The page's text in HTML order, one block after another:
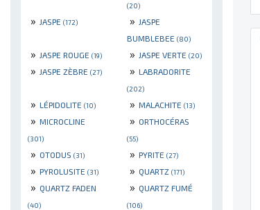
(20)
» JASPE (172) » JASPE
BUMBLEBEE (80)
» JASPE ROUGE (19) » JASPE VERTE (20)
» JASPE ZÈBRE (27) » LABRADORITE
(202)
» LÉPIDOLITE (10) » MALACHITE (13)
» MICROCLINE
(301)
» ORTHOCÉRAS
(55)
» OTODUS (31) » PYRITE (27)
» PYROLUSITE (31) » QUARTZ (171)
» QUARTZ FADEN
(40)
» QUARTZ FUMÉ
(106)